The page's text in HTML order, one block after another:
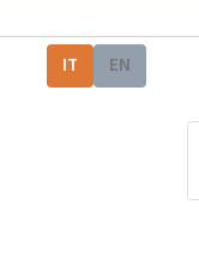
IT EN